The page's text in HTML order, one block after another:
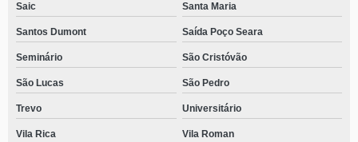
Saic Santa Maria
Santos Dumont Saída Poço Seara
Seminário São Cristóvão
São Lucas São Pedro
Trevo Universitário
Vila Rica
Vila Roman